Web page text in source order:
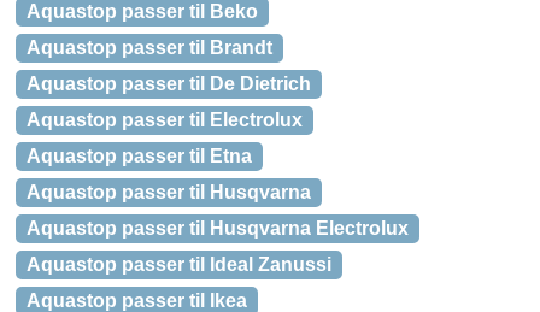
Aquastop passer til Beko
Aquastop passer til Brandt
Aquastop passer til De Dietrich
Aquastop passer til Electrolux
Aquastop passer til Etna
Aquastop passer til Husqvarna
Aquastop passer til Husqvarna Electrolux
Aquastop passer til Ideal Zanussi
Aquastop passer til Ikea